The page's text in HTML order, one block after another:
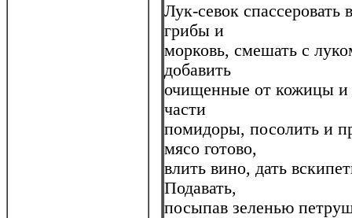
Лук-севок
грибы и
морковь, смешать с
добавить
очищенные от кожицы и
части
помидоры, посолить и
мясо готово,
влить вино, дать
Подавать,
посыпав зеленью